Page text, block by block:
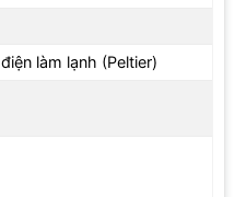
Hakawa BW402
khi dùng Hakawa
làm lạnh (Peltier)